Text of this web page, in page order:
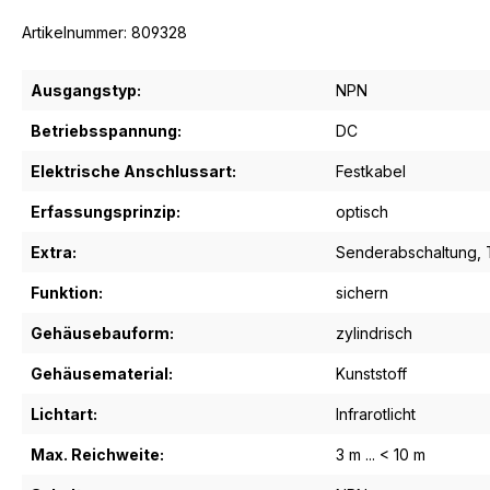
Artikelnummer: 809328
Ausgangstyp: NPN
Betriebsspannung: DC
Elektrische Anschlussart: Festkabel
Erfassungsprinzip: optisch
Extra: Senderabschaltung
Funktion: sichern
Gehäusebauform: zylindrisch
Gehäusematerial: Kunststoff
Lichtart: Infrarotlicht
Max. Reichweite: 3 m ... < 10 m